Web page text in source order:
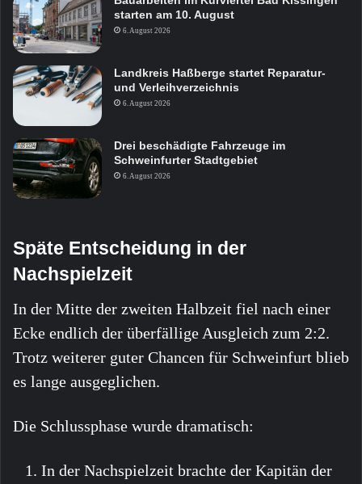
starten am 10. August
6. August 2026
Landkreis Haßberge startet Reparatur-
und Verleihverzeichnis
6. August 2026
Drei beschädigte Fahrzeuge im
Schweinfurter Stadtgebiet
6. August 2026
Späte Entscheidung in der
Nachspielzeit
In der Mitte der zweiten Halbzeit fiel nach einer
Ecke endlich der überfällige Ausgleich zum 2:2.
Trotz weiterer guter Chancen für Schweinfurt blieb
es lange ausgeglichen.
Die Schlussphase wurde dramatisch:
In der Nachspielzeit brachte der Kapitän der